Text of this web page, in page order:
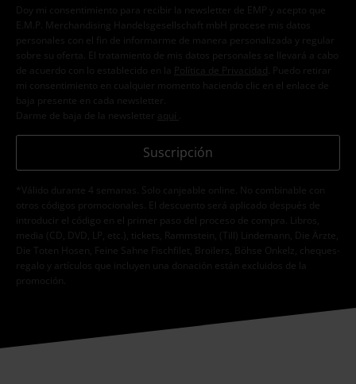
Doy mi consentimiento para recibir la newsletter de EMP y acepto que
E.M.P. Merchandising Handelsgesellschaft mbH procese mis datos
personales con el fin de informarme de manera personalizada y regular
sobre su oferta. El tratamiento de mis datos personales se llevará a cabo
de acuerdo con lo establecido en la
Política de Privacidad . Puedo retirar
mi consentimiento en cualquier momento haciendo clic en el enlace de
baja presente en cada newsletter.
Darme de baja de la newsletter
aquí
Suscripción
*Válido durante 4 semanas. Solo canjeable online. No combinable con
otros códigos promocionales. El descuento será aplicado después de
introducir el código en el primer paso del proceso de compra. Libros,
media (CD, DVD, LP, etc.), tickets, Rammstein, (Till) Lindemann, Die Ärzte,
Die Toten Hosen, Feine Sahne Fischfilet, Broilers, Böhse Onkelz, cheques-
regalo y artículos que incluyen una donación están excluidos de la
promoción.